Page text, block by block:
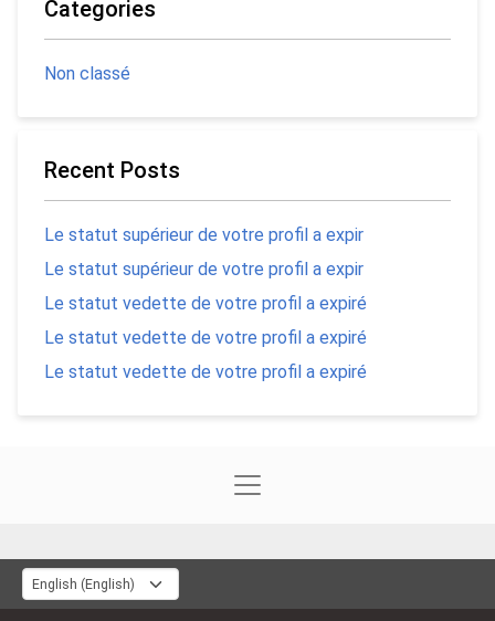
Categories
Non classé
Recent Posts
Le statut supérieur de votre profil a expir
Le statut supérieur de votre profil a expir
Le statut vedette de votre profil a expiré
Le statut vedette de votre profil a expiré
Le statut vedette de votre profil a expiré